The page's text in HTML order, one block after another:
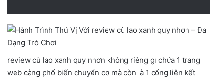
review cù lao xanh quy nhơn không riêng gì chứa 1 trang
web càng phổ biến chuyển cơ mà còn là 1 cổng liên kết